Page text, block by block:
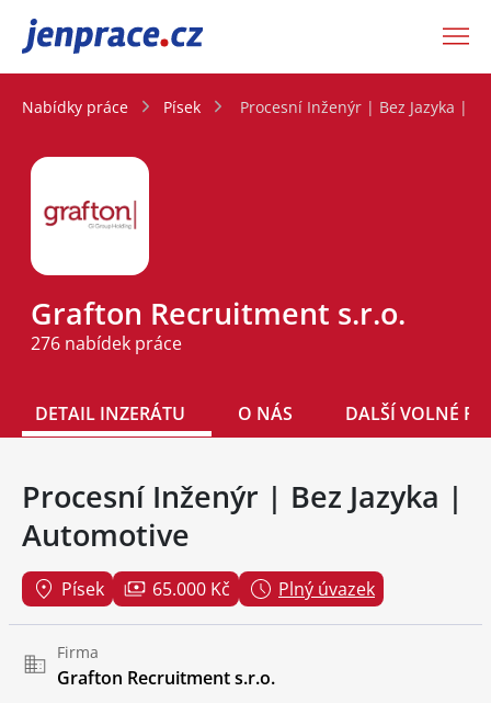
JenPráce.cz
Nabídky práce Písek Procesní Inženýr | Bez Jazyka |
Grafton Recruitment s.r.o.
276 nabídek práce
DETAIL INZERÁTU O NÁS DALŠÍ VOLNÉ
Procesní Inženýr | Bez Jazyka |
Automotive
Písek 65.000 Kč Plný úvazek
Firma
Grafton Recruitment s.r.o.